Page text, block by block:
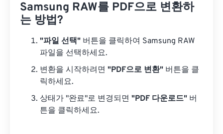
Samsung RAW를 PDF으로 변환하
는 방법?
"파일 선택" 버튼을 클릭하여 Samsung RAW
파일을 선택하세요.
변환을 시작하려면 "PDF으로 변환" 버튼을 클
릭하세요.
상태가 "완료"로 변경되면 "PDF 다운로드" 버
튼을 클릭하세요.